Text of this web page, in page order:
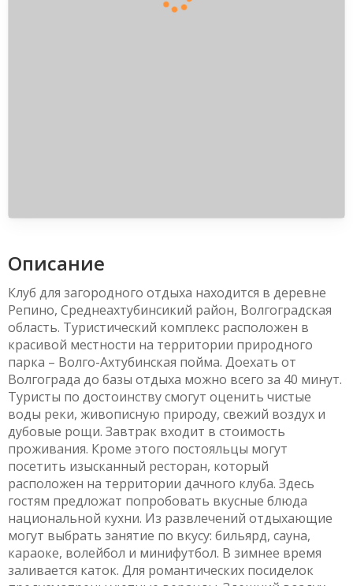
Описание
Клуб для загородного отдыха находится в деревне
Репино, Среднеахтубинсикий район, Волгоградская
область. Туристический комплекс расположен в
красивой местности на территории природного
парка – Волго-Ахтубинская пойма. Доехать от
Волгограда до базы отдыха можно всего за 40 минут.
Туристы по достоинству смогут оценить чистые
воды реки, живописную природу, свежий воздух и
дубовые рощи. Завтрак входит в стоимость
проживания. Кроме этого постояльцы могут
посетить изысканный ресторан, который
расположен на территории дачного клуба. Здесь
гостям предложат попробовать вкусные блюда
национальной кухни. Из развлечений отдыхающие
могут выбрать занятие по вкусу: бильярд, сауна,
караоке, волейбол и минифутбол. В зимнее время
заливается каток. Для романтических посиделок